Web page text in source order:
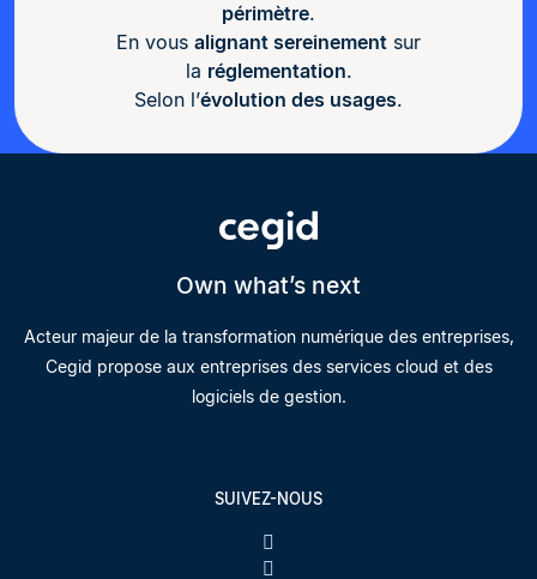
périmètre.
En vous alignant sereinement sur
la réglementation.
Selon l’évolution des usages.
Own what’s next
Acteur majeur de la transformation numérique des entreprises,
Cegid propose aux entreprises des services cloud et des
logiciels de gestion.
SUIVEZ-NOUS